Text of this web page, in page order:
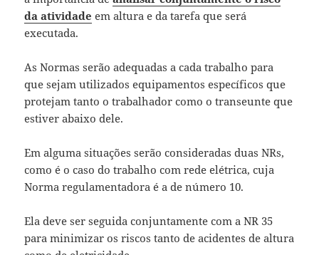
da atividade em altura e da tarefa que será
executada.
As Normas serão adequadas a cada trabalho para
que sejam utilizados equipamentos específicos que
protejam tanto o trabalhador como o transeunte que
estiver abaixo dele.
Em alguma situações serão consideradas duas NRs,
como é o caso do trabalho com rede elétrica, cuja
Norma regulamentadora é a de número 10.
Ela deve ser seguida conjuntamente com a NR 35
para minimizar os riscos tanto de acidentes de altura